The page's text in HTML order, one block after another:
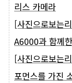
리스 카메라
[사진으로보는
A6000과 함께
[사진으로보는
포먼스를 가진